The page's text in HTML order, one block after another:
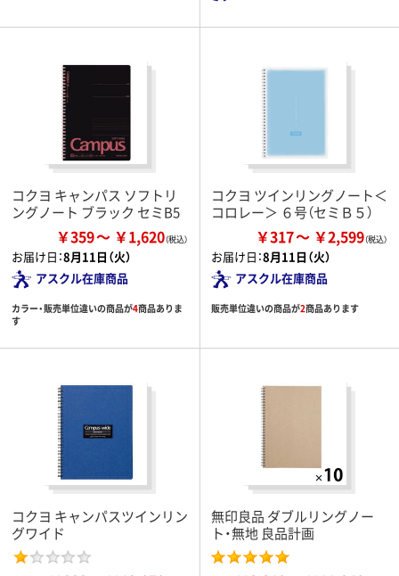
コクヨ キャンパス ソフトリ
ングノート ブラック セミB5
￥359 ￥1,620
お届け日：8月11日（火）
アスクル在庫商品
カラー・販売単位違いの商品が4商品ありま
す
コクヨ ツインリングノート＜
コロレー＞ ６号（セミＢ５）
￥317 ￥2,599
お届け日：8月11日（火）
アスクル在庫商品
販売単位違いの商品が2商品あります
コクヨ キャンパスツインリン
グワイド
無印良品 ダブルリングノー
ト・無地 良品計画